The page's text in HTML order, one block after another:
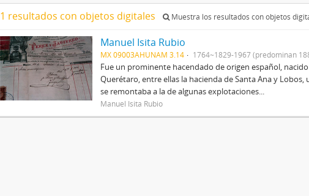
1 resultados con objetos digitales Muestra los resultados con objetos
Manuel Isita Rubio
MX 09003AHUNAM 3.14 1764~1829-1967 (predominan
Fue un prominente hacendado de origen español,
Querétaro, entre ellas la hacienda de Santa Ana y
se remontaba a la de algunas explotaciones...
Manuel Isita Rubio